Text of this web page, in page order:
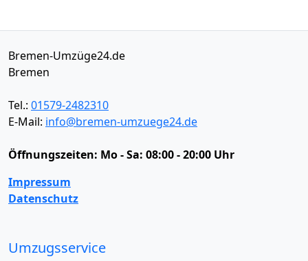
Bremen-Umzüge24.de
Bremen
Tel.: 01579-2482310
E-Mail: info@bremen-umzuege24.de
Öffnungszeiten: Mo - Sa: 08:00 - 20:00 Uhr
Impressum
Datenschutz
Umzugsservice